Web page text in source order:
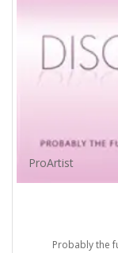
ProArtist
Probably the